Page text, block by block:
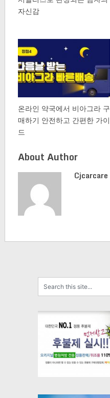
자신감
온라인 약국에서 비아그라 구
매하기 안전하고 간편한 가이
드
About Author
Cjcarcare